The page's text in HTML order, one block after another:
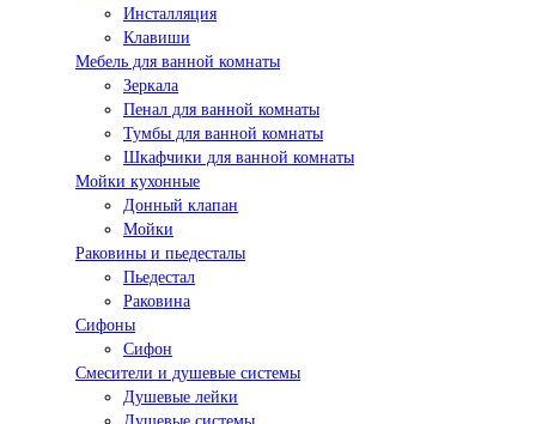
Инсталляция
Клавиши
Мебель для ванной комнаты
Зеркала
Пенал для ванной комнаты
Тумбы для ванной комнаты
Шкафчики для ванной комнаты
Мойки кухонные
Донный клапан
Мойки
Раковины и пьедесталы
Пьедестал
Раковина
Сифоны
Сифон
Смесители и душевые системы
Душевые лейки